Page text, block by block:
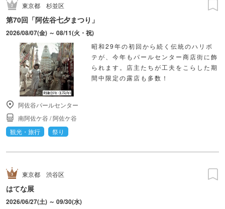
東京都 杉並区
第70回「阿佐谷七夕まつり」
2026/08/07(金) ～ 08/11(火・祝)
昭和29年の初回から続く伝統のハリボ
テが、今年もパールセンター商店街に飾
られます。店主たちが工夫をこらした期
間中限定の露店も多数！
阿佐谷パールセンター
南阿佐ケ谷 /阿佐ケ谷
観光・旅行
祭り
東京都 渋谷区
はてな展
2026/06/27(土) ～ 09/30(水)